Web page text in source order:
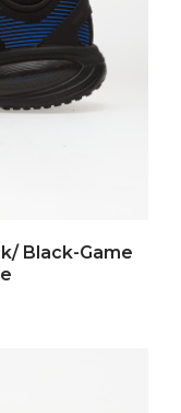
Black-Game